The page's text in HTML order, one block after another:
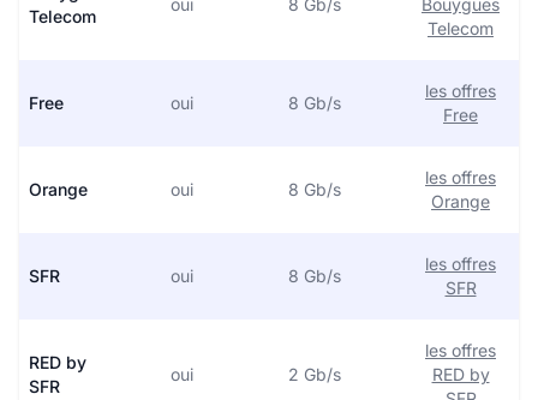
Telecom
oui 8 Gb/s
Bouygues
Telecom
Free oui 8 Gb/s
les offres
Free
Orange oui 8 Gb/s
les offres
Orange
SFR oui 8 Gb/s
les offres
SFR
RED by
SFR
oui 2 Gb/s
les offres
RED by